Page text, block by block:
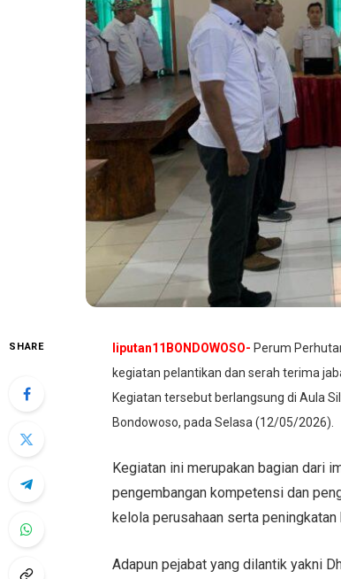
SHARE liputan11BONDOWOSO- Perum
kegiatan pelantikan dan serah terima
Kegiatan tersebut berlangsung di Aula
Bondowoso, pada Selasa (12/05/2026).
Kegiatan ini merupakan bagian dari
pengembangan kompetensi dan
kelola perusahaan serta
Adapun pejabat yang dilantik yakni